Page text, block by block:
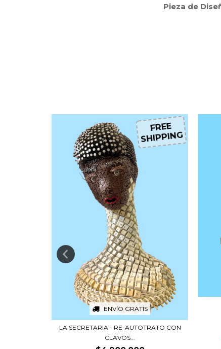
Pieza de
ENVÍO GRATIS
FREE
SHIPPING
LA SECRETARIA - RE-AUTOTRATO CON
CLAVOS...